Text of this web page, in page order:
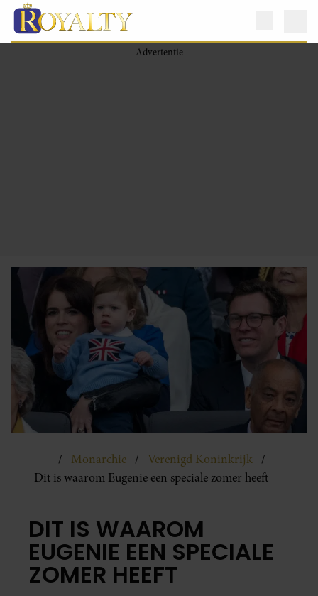
Monarchie
Verenigd Koninkrijk
Dit is waarom Eugenie een speciale zomer heeft
DIT IS WAAROM
EUGENIE EEN SPECIALE
ZOMER HEEFT